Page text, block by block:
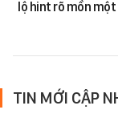
lộ hint rõ mồn
TIN MỚI CẬP